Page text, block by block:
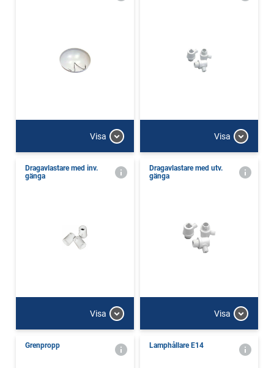
Visa Visa
Dragavlastare med inv.
gänga
Visa
Dragavlastare med utv.
gänga
Visa
Grenpropp Lamphållare E14